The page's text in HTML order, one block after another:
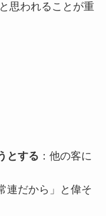
思われることが重
とする ：他の客に
連だから」と偉そ